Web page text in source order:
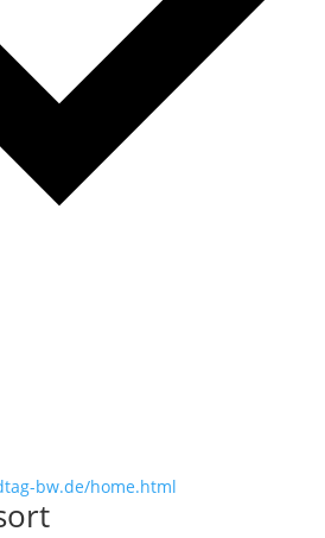
bw.de/home.html